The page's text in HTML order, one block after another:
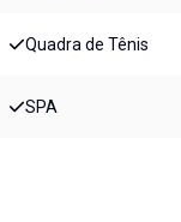
Quadra de Tênis
SPA